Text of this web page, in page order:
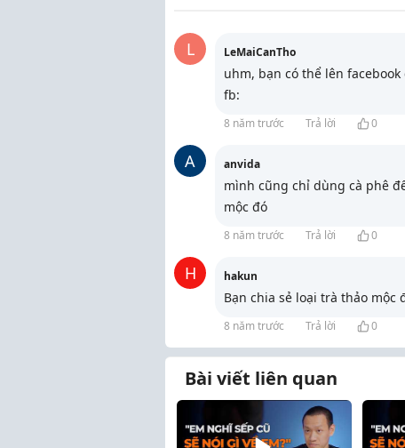
L LeMaiCanTho
uhm, bạn có thể lên
fb:
8 năm trước Trả lời 0
A anvida
mình cũng chỉ dùng cà phê
mộc đó
8 năm trước Trả lời 0
H hakun
Bạn chia sẻ loại trà thảo mộc
8 năm trước Trả lời 0
Bài viết liên quan